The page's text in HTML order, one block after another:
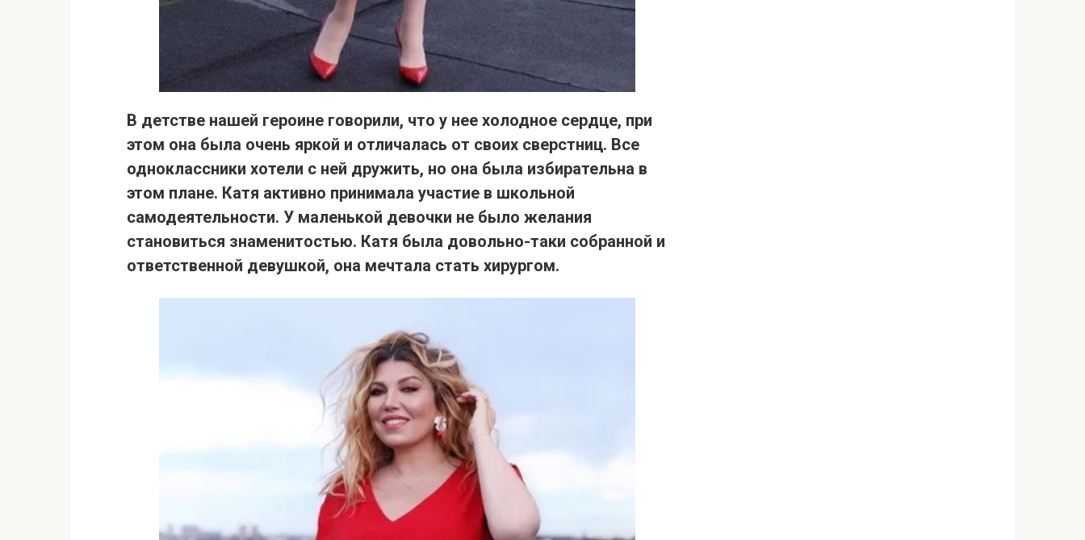
В детстве нашей героине говорили, что у нее холодное сердце, при
этом она была очень яркой и отличалась от своих сверстниц. Все
одноклассники хотели с ней дружить, но она была избирательна в
этом плане. Катя активно принимала участие в школьной
самодеятельности. У маленькой девочки не было желания
становиться знаменитостью. Катя была довольно-таки собранной и
ответственной девушкой, она мечтала стать хирургом.